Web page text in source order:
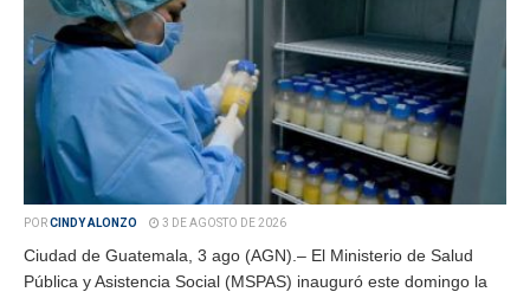
PORCINDY ALONZO 3 DE AGOSTO DE 2026
Ciudad de Guatemala, 3 ago (AGN).– El Ministerio de Salud
Pública y Asistencia Social (MSPAS) inauguró este domingo la